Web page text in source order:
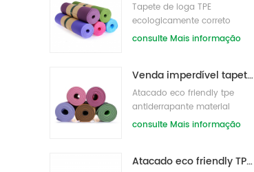
Tapete de ioga TPE
ecologicamente correto
impresso personalizado
consulte Mais informação
Venda imperdível tapete de ioga tpe personalizado de alta qualidade da china
Atacado eco friendly tpe
antiderrapante material
impermeável tapete de ioga
consulte Mais informação
Atacado eco friendly TPE material impermeável tapete de ioga antiderrapante